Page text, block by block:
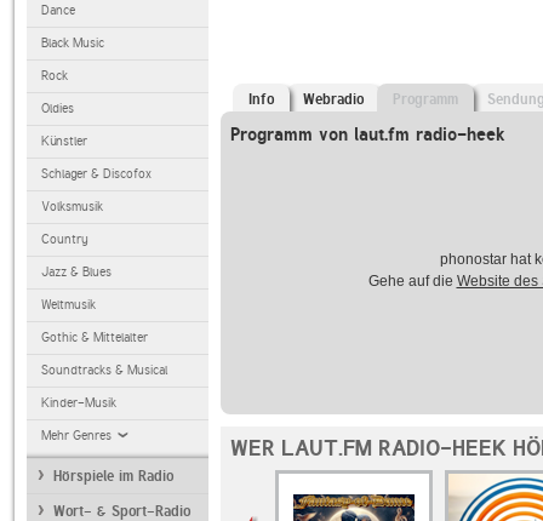
Dance
Black Music
Rock
Oldies
Künstler
Schlager & Discofox
Volksmusik
Country
Jazz & Blues
Weltmusik
Gothic & Mittelalter
Soundtracks & Musical
Kinder-Musik
Mehr Genres
Hörspiele im Radio
Wort- & Sport-Radio
Info Webradio Programm
Programm von laut.fm radio-heek
phonostar hat
Gehe auf die Website des
WER LAUT.FM RADIO-HEEK